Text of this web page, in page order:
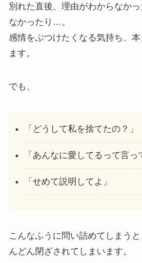
別れた直後、理由がわからなか
なかったり…。
感情をぶつけたくなる気持ち、
ます。
でも、
「どうして私を捨てたの？」
「あんなに愛してるって言っ
「せめて説明してよ」
こんなふうに問い詰めてしまう
んどん閉ざされてしまいます。